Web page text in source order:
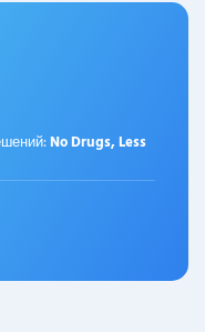
No Drugs, Less